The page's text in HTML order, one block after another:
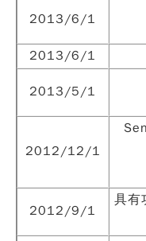
2013/6/1
2013/6/1
2013/5/1
2012/12/1
2012/9/1
具有